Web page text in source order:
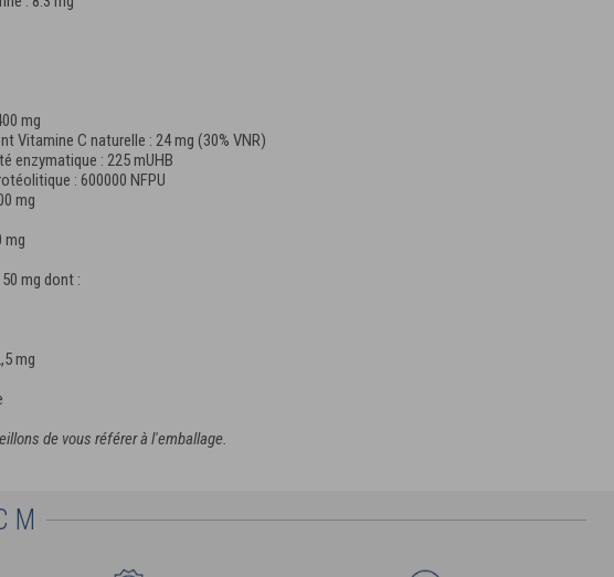
mg
Vitamine C naturelle : 24 mg (30% VNR)
enzymatique : 225 mUHB
: 600000 NFPU
mg
mg
mg dont :
mg
de vous référer à l'emballage.
M